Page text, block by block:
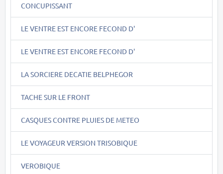
CONCUPISSANT
LE VENTRE EST ENCORE FECOND D'
LE VENTRE EST ENCORE FECOND D'
LA SORCIERE DECATIE BELPHEGOR
TACHE SUR LE FRONT
CASQUES CONTRE PLUIES DE METEO
LE VOYAGEUR VERSION TRISOBIQUE
VEROBIQUE